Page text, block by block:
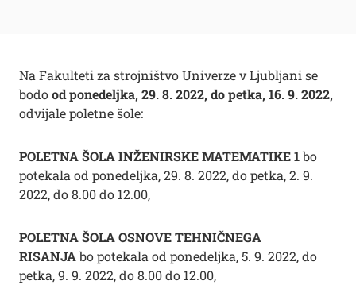
Na Fakulteti za strojništvo Univerze v Ljubljani se
bodood ponedeljka, 29. 8. 2022, do petka, 16. 9. 2022,
odvijale poletne šole:
POLETNA ŠOLA INŽENIRSKE MATEMATIKE 1bo
potekala od ponedeljka, 29. 8. 2022, do petka, 2. 9.
2022, do 8.00 do 12.00,
POLETNA ŠOLA OSNOVE TEHNIČNEGA
RISANJAbo potekala od ponedeljka, 5. 9. 2022, do
petka, 9. 9. 2022, do 8.00 do 12.00,